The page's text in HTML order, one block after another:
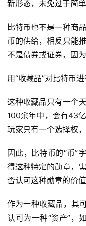
新形态，未免过于简单
比特币也不是一种商
币的供给，相反只能
不是债券或证券，因
用“收藏品”对比特币
这种收藏品只有一个
100余年中，会有43
玩家只有一个选择权，
因此，比特币的“币”
得这种特定的勋章，
否认可这种勋章的价
作为一种收藏品，其
认可为一种“资产”，